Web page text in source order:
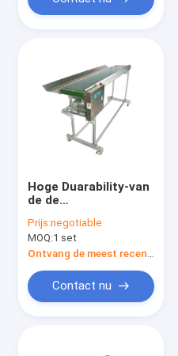
Hoge Duarability-van
de de
de Draaduitrusting
Transportbandtype
ISO Certificatie
Prijs:negotiable
MOQ:1 set
Contact nu